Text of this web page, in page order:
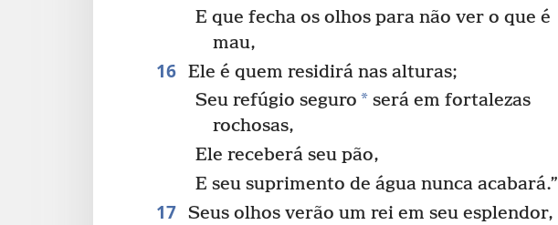
E que fecha os olhos para não ver o que é
mau,
16 Ele é quem residirá nas alturas;
Seu refúgio seguro * será em fortalezas
rochosas,
Ele receberá seu pão,
E seu suprimento de água nunca acabará.”
17 Seus olhos verão um rei em seu esplendor,